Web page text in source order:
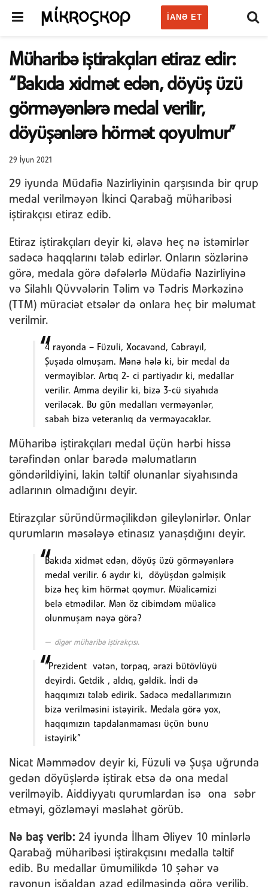
IANƏ ET
Müharibə iştirakçıları etiraz edir:
“Bakıda xidmət edən, döyüş üzü
görməyənlərə medal verilir,
döyüşənlərə hörmət qoyulmur”
29 İyun 2021
29 iyunda Müdafiə Nazirliyinin qarşısında bir qrup
medal verilməyən İkinci Qarabağ müharibəsi
iştirakçısı etiraz edib.
Etiraz iştirakçıları deyir ki, əlavə heç nə istəmirlər
sadəcə haqqlarını tələb edirlər. Onların sözlərinə
görə, medala görə dəfələrlə Müdafiə Nazirliyinə
və Silahlı Qüvvələrin Təlim və Tədris Mərkəzinə
(TTM) müraciət etsələr də onlara heç bir məlumat
verilmir.
4 rayonda – Füzuli, Xocavənd, Cəbrayıl,
Şuşada olmuşam. Mənə hələ ki, bir medal da
verməyiblər. Artıq 2- ci partiyadır ki, medallar
verilir. Amma deyilir ki, bizə 3-cü siyahıda
veriləcək. Bu gün medalları verməyənlər,
sabah bizə veteranlıq da verməyəcəklər.
Müharibə iştirakçıları medal üçün hərbi hissə
tərəfindən onlar barədə məlumatların
göndərildiyini, lakin təltif olunanlar siyahısında
adlarının olmadığını deyir.
Etirazçılar süründürməçilikdən gileylənirlər. Onlar
qurumların məsələyə etinasız yanaşdığını deyir.
Bakıda xidmət edən, döyüş üzü görməyənlərə
medal verilir. 6 aydır ki, döyüşdən gəlmişik
bizə heç kim hörmət qoymur. Müalicəmizi
belə etmədilər. Mən öz cibimdəm müalicə
olunmuşam nəyə görə?
digər müharibə iştirakçısı.
“Prezident vətən, torpaq, ərazi bütövlüyü
deyirdi. Getdik , aldıq, gəldik. İndi də
haqqımızı tələb edirik. Sadəcə medallarımızın
bizə verilməsini istəyirik. Medala görə yox,
haqqımızın tapdalanmaması üçün bunu
istəyirik”
Nicat Məmmədov deyir ki, Füzuli və Şuşa uğrunda
gedən döyüşlərdə iştirak etsə də ona medal
verilməyib. Aiddiyyatı qurumlardan isə ona səbr
etməyi, gözləməyi məsləhət görüb.
Nə baş verib: 24 iyunda İlham Əliyev 10 minlərlə
Qarabağ müharibəsi iştirakçısını medalla təltif
edib. Bu medallar ümumilikdə 10 şəhər və
rayonun işğaldan azad edilməsində görə verilib.